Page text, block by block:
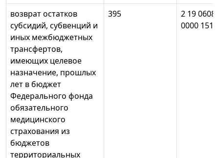
возврат остатков
субсидий, субвенций и
иных межбюджетных
трансфертов,
имеющих целевое
назначение, прошлых
лет в бюджет
Федерального фонда
обязательного
медицинского
страхования из
бюджетов
территориальных
395
2 19
0000 151